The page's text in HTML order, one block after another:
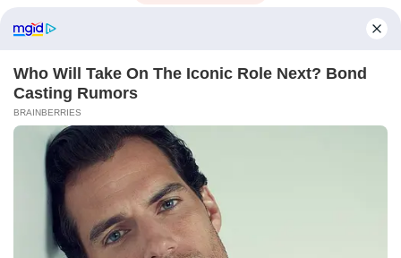
Handphone Terbaik untuk Anak-Anak: Fitur
Keamanan dan Edukasi
23 jam yang lalu
Memahami Teknologi Layar Handphone:
AMOLED vs. LCD, Mana yang Lebih Baik?
1 hari yang lalu